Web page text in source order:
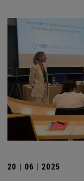
20 | 06 | 2025